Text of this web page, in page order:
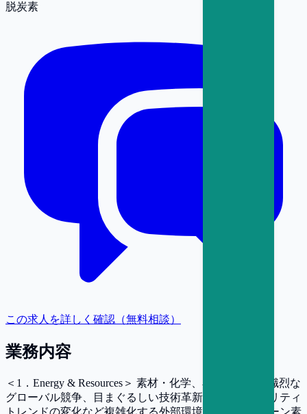
脱炭素
この求人を詳しく確認（無料相談）
業務内容
＜1．Energy & Resources＞ 素材・化学、石油業界は、熾烈な
グローバル競争、目まぐるしい技術革新、サステナビリティ